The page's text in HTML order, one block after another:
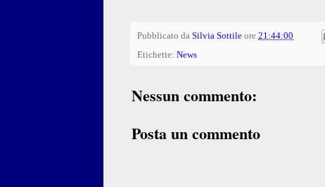
Pubblicato da Silvia Sottile ore 21:44:00
Etichette: News
Nessun commento:
Posta un commento